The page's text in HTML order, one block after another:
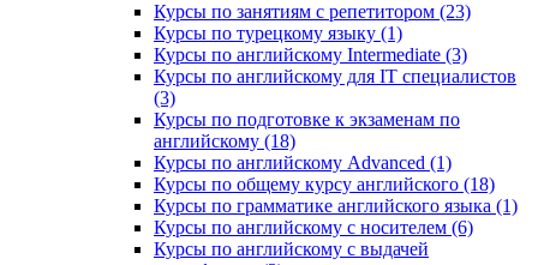
Курсы по занятиям с репетитором (23)
Курсы по турецкому языку (1)
Курсы по английскому Intermediate (3)
Курсы по английскому для IT специалистов
(3)
Курсы по подготовке к экзаменам по
английскому (18)
Курсы по английскому Advanced (1)
Курсы по общему курсу английского (18)
Курсы по грамматике английского языка (1)
Курсы по английскому с носителем (6)
Курсы по английскому с выдачей